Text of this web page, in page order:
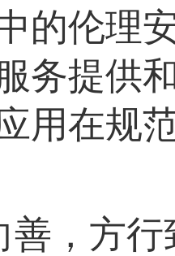
的伦理
务提供
用在规
善，方行